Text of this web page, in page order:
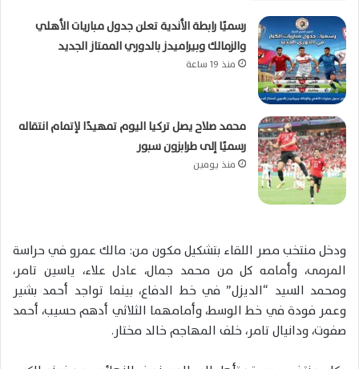
رسميًا رابطة الأندية تعلن جدول مباريات الأهلي
والزمالك وبيراميدز بالدوري الممتاز الجديد
منذ 19 ساعة
محمد صلاح يصل تركيا اليوم تمهيدًا لإتمام انتقاله
رسميًا إلى طرابزون سبور
منذ يومين
ودخل منتخب مصر اللقاء بتشكيل مكون من: مالك عمرو في حراسة
المرمى، وأمامه كل من محمد جمال، عادل علاء، ياسين تامر،
ومحمد السيد “الديزل” في خط الدفاع، بينما تواجد أحمد بشير
وعمر فودة في خط الوسط، وأمامهما الثلاثي أدهم حسيب، أحمد
صفوت، ودانيال تامر، خلف المهاجم خالد مختار.